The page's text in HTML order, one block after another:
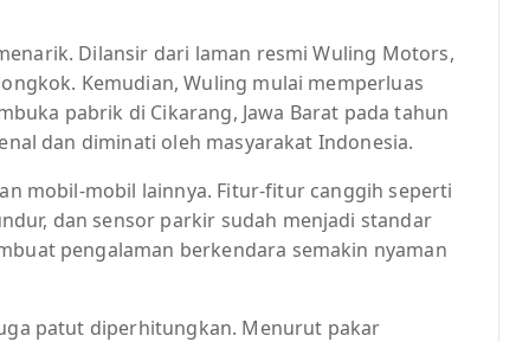
Dilansir dari laman resmi Wuling Motors,
Kemudian, Wuling mulai memperluas
pabrik di Cikarang, Jawa Barat pada tahun
dan diminati oleh masyarakat Indonesia.
mobil-mobil lainnya. Fitur-fitur canggih seperti
dan sensor parkir sudah menjadi standar
pengalaman berkendara semakin nyaman
patut diperhitungkan. Menurut pakar